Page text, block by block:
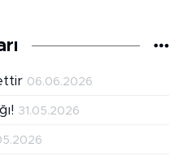
06.06.2026
31.05.2026